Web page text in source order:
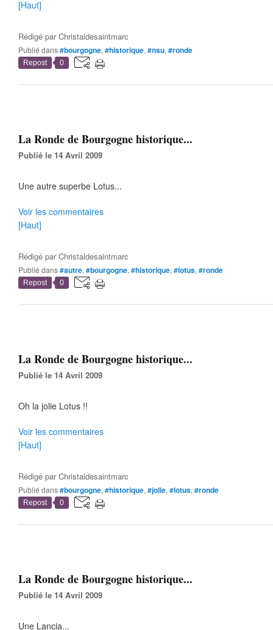
[Haut]
Rédigé parChristaldesaintmarc
Publié dans#bourgogne, #historique, #nsu, #ronde
Repost 0
La Ronde de Bourgogne historique...
Publié le 14 Avril 2009
Une autre superbe Lotus...
Voir les commentaires
[Haut]
Rédigé parChristaldesaintmarc
Publié dans#autre, #bourgogne, #historique, #lotus, #ronde
Repost 0
La Ronde de Bourgogne historique...
Publié le 14 Avril 2009
Oh la jolie Lotus !!
Voir les commentaires
[Haut]
Rédigé parChristaldesaintmarc
Publié dans#bourgogne, #historique, #jolie, #lotus, #ronde
Repost 0
La Ronde de Bourgogne historique...
Publié le 14 Avril 2009
Une Lancia...